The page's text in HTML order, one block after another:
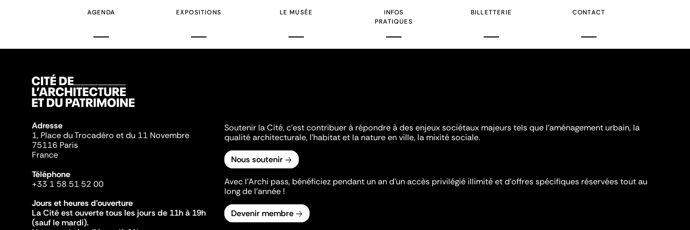
AGENDA EXPOSITIONS LE MUSÉE
INFOS
PRATIQUES
BILLETTERIE CONTACT
Adresse
1, Place du Trocadéro et du 11 Novembre
75116 Paris
France
Téléphone
+33 1 58 51 52 00
Jours et heures d'ouverture
La Cité est ouverte tous les jours de 11h à 19h
(sauf le mardi).
Soutenir la Cité, c'est contribuer à répondre à des enjeux sociétaux majeurs tels que l'aménagement urbain, la
qualité architecturale, l'habitat et la nature en ville, la mixité sociale.
Nous soutenir
Avec l’Archi pass, bénéficiez pendant un an d’un accès privilégié illimité et d’offres spécifiques réservées tout au
long de l’année !
Devenir membre